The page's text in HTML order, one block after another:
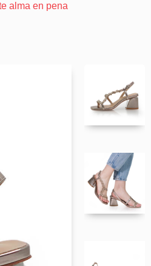
alma en pena